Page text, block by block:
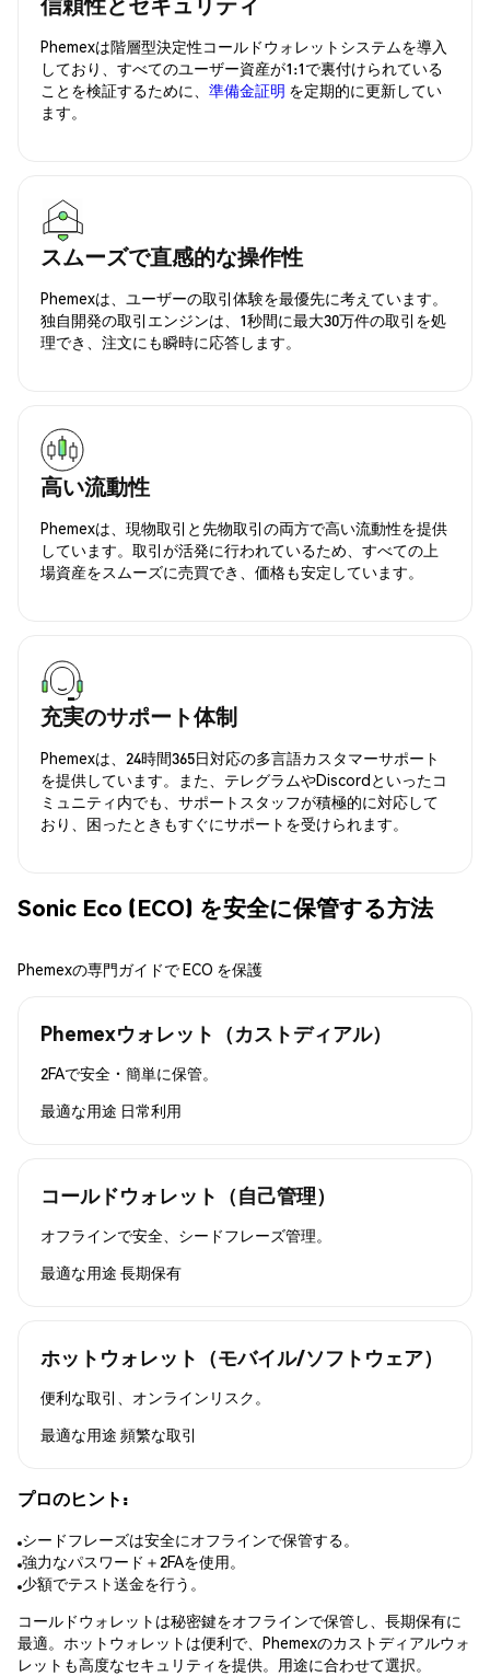
Phemexは階層型決定性コールドウォレットシステムを導入
しており、すべてのユーザー資産が1:1で裏付けられている
ことを検証するために、 準備金証明 を定期的に更新してい
ます。
スムーズで直感的な操作性
Phemexは、ユーザーの取引体験を最優先に考えています。
独自開発の取引エンジンは、1秒間に最大30万件の取引を処
理でき、注文にも瞬時に応答します。
高い流動性
Phemexは、現物取引と先物取引の両方で高い流動性を提供
しています。取引が活発に行われているため、すべての上
場資産をスムーズに売買でき、価格も安定しています。
充実のサポート体制
Phemexは、24時間365日対応の多言語カスタマーサポート
を提供しています。また、テレグラムやDiscordといったコ
ミュニティ内でも、サポートスタッフが積極的に対応して
おり、困ったときもすぐにサポートを受けられます。
Sonic Eco (ECO) を安全に保管する方法
Phemexの専門ガイドで ECO を保護
Phemexウォレット（カストディアル）
2FAで安全・簡単に保管。
最適な用途 日常利用
コールドウォレット（自己管理）
オフラインで安全、シードフレーズ管理。
最適な用途 長期保有
ホットウォレット（モバイル/ソフトウェア）
便利な取引、オンラインリスク。
最適な用途 頻繁な取引
プロのヒント:
シードフレーズは安全にオフラインで保管する。
強力なパスワード＋2FAを使用。
少額でテスト送金を行う。
コールドウォレットは秘密鍵をオフラインで保管し、長期保有に
最適。ホットウォレットは便利で、Phemexのカストディアルウォ
レットも高度なセキュリティを提供。用途に合わせて選択。